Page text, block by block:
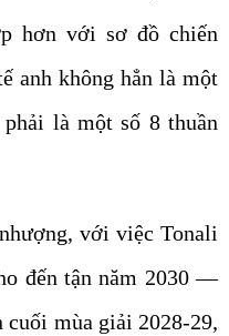
hơn với sơ đồ chiến
anh không hẳn là một
là một số 8 thuần
với việc Tonali
đến tận năm 2030 —
cuối mùa giải 2028-29,